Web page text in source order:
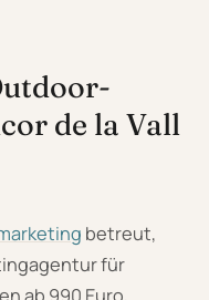
de la Vall
betreut,
für